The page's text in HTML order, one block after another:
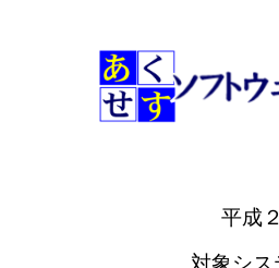
平成
対象シ